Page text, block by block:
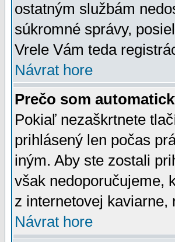
ostatným službám
súkromné správy,
Vrele Vám teda
Návrat hore
Prečo som
Pokiaľ nezaškrtnete
prihlásený len počas
iným. Aby ste zostali
však nedoporučujeme,
z internetovej kaviarne,
Návrat hore